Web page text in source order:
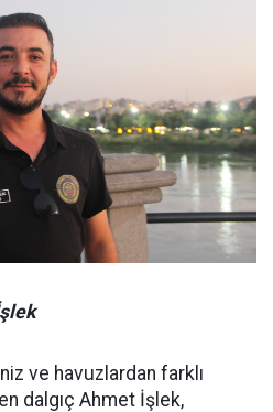
ve havuzlardan farklı
dalgıç Ahmet İşlek,